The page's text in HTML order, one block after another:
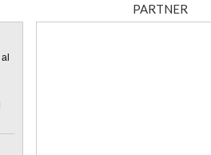
PARTNER